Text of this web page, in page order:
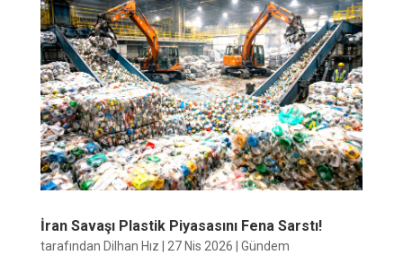
İran Savaşı Plastik Piyasasını Fena Sarstı!
tarafından Dilhan Hız 27 Nis 2026 Gündem